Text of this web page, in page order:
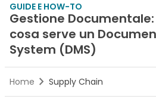
GUIDE E HOW-TO
Gestione Documentale:
cosa serve un
System (DMS)
Home Supply Chain